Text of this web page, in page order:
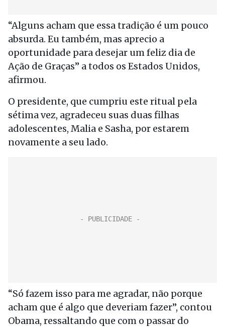
“Alguns acham que essa tradição é um pouco
absurda. Eu também, mas aprecio a
oportunidade para desejar um feliz dia de
Ação de Graças” a todos os Estados Unidos,
afirmou.
O presidente, que cumpriu este ritual pela
sétima vez, agradeceu suas duas filhas
adolescentes, Malia e Sasha, por estarem
novamente a seu lado.
“Só fazem isso para me agradar, não porque
acham que é algo que deveriam fazer”, contou
Obama, ressaltando que com o passar do